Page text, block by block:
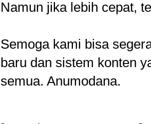
Namun jika lebih cepat,
Semoga kami bisa
baru dan sistem konten
semua. Anumodana.